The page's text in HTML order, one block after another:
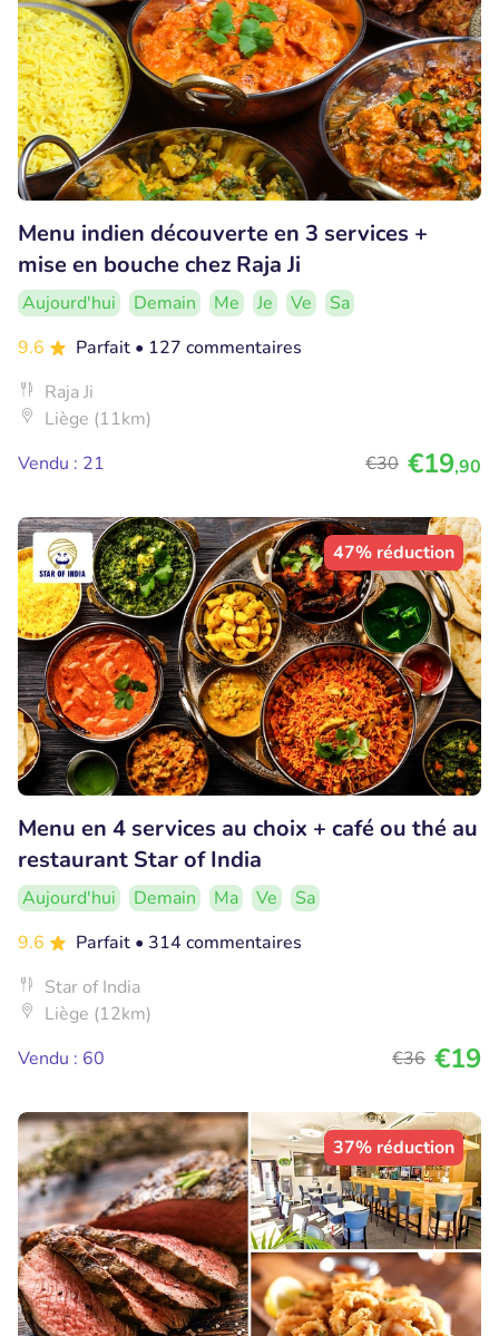
Menu indien découverte en 3 services +
mise en bouche chez Raja Ji
Aujourd'hui Demain Me Je Ve
Sa
9.6
Parfait • 127 commentaires
Raja Ji
Liège (11km)
Vendu : 21
€30 €19,90
47% réduction
Menu en 4 services au choix + café ou thé au
restaurant Star of India
Aujourd'hui Demain Ma Ve
Sa
9.6
Parfait • 314 commentaires
Star of India
Liège (12km)
Vendu : 60
€36 €19
37% réduction